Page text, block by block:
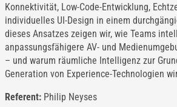
Konnektivität, Low-Code-Entwicklung,
individuelles UI-Design in einem
dieses Ansatzes zeigen wir, wie Teams
anpassungsfähigere AV- und
– und warum räumliche Intelligenz zur
Generation von Experience-Technologien
Referent:Philip Neyses